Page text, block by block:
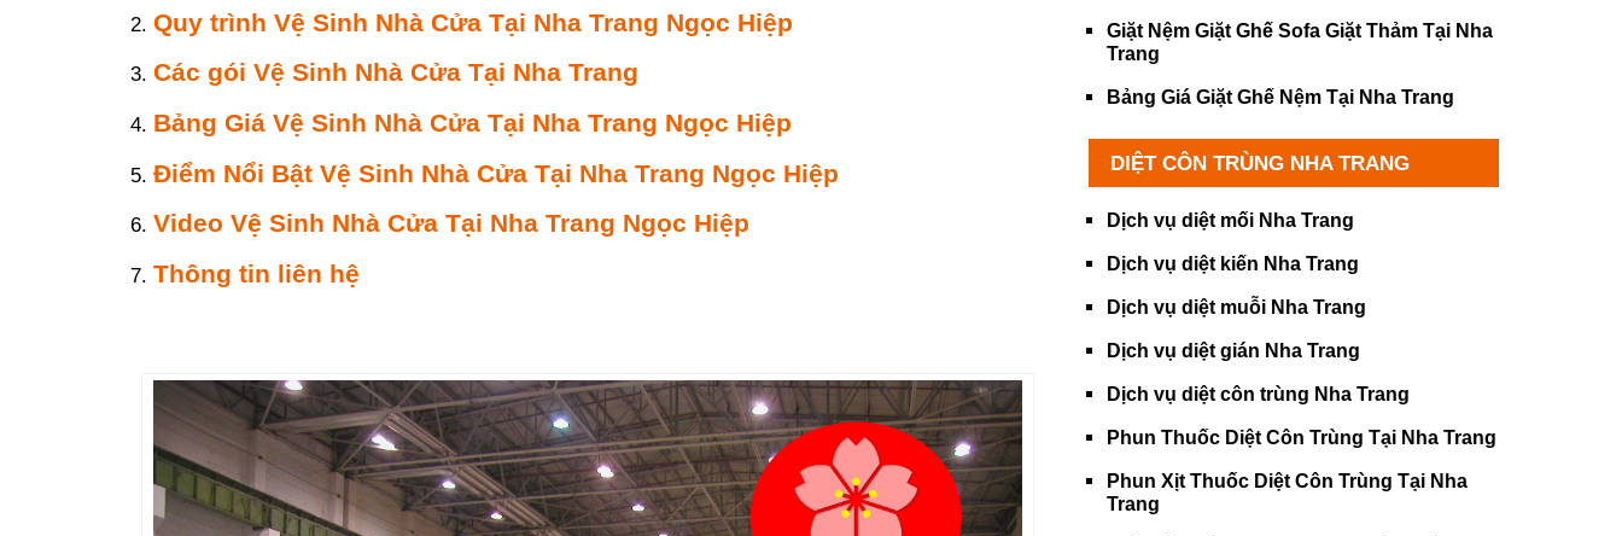
Quy trình Vệ Sinh Nhà Cửa Tại Nha Trang Ngọc Hiệp
Các gói Vệ Sinh Nhà Cửa Tại Nha Trang
Bảng Giá Vệ Sinh Nhà Cửa Tại Nha Trang Ngọc Hiệp
Điểm Nổi Bật Vệ Sinh Nhà Cửa Tại Nha Trang Ngọc Hiệp
Video Vệ Sinh Nhà Cửa Tại Nha Trang Ngọc Hiệp
Thông tin liên hệ
Giặt Nệm Giặt Ghế Sofa Giặt Thảm Tại Nha
Trang
Bảng Giá Giặt Ghế Nệm Tại Nha Trang
DIỆT CÔN TRÙNG NHA TRANG
Dịch vụ diệt mối Nha Trang
Dịch vụ diệt kiến Nha Trang
Dịch vụ diệt muỗi Nha Trang
Dịch vụ diệt gián Nha Trang
Dịch vụ diệt côn trùng Nha Trang
Phun Thuốc Diệt Côn Trùng Tại Nha Trang
Phun Xịt Thuốc Diệt Côn Trùng Tại Nha
Trang